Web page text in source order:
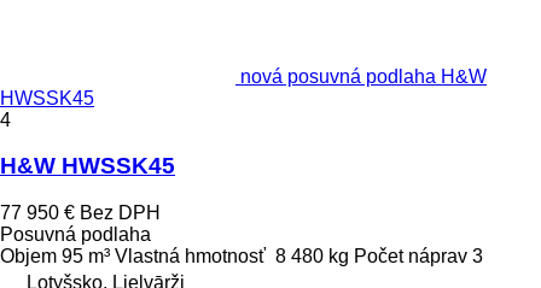
nová posuvná podlaha H&W
HWSSK45
4
H&W HWSSK45
77 950 € Bez DPH
Posuvná podlaha
Objem 95 m³ Vlastná hmotnosť 8 480 kg Počet náprav 3
Lotyšsko, Lielvārži